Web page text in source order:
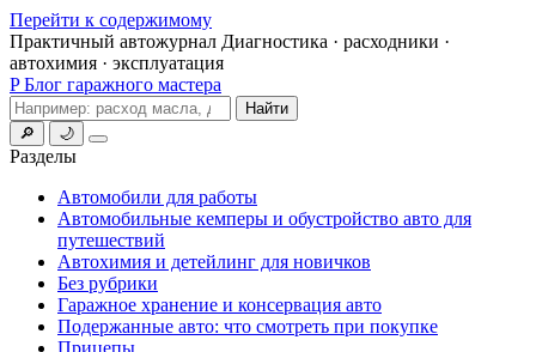
Перейти к содержимому
Практичный автожурнал Диагностика · расходники ·
автохимия · эксплуатация
P Блог гаражного мастера
Поиск
Найти
🔎
🌙
Меню
Разделы
Автомобили для работы
Автомобильные кемперы и обустройство авто для
путешествий
Автохимия и детейлинг для новичков
Без рубрики
Гаражное хранение и консервация авто
Подержанные авто: что смотреть при покупке
Прицепы